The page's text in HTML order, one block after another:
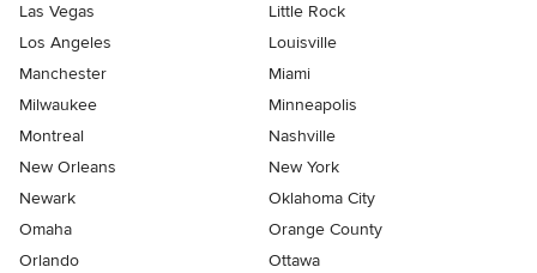
Las Vegas
Little Rock
Los Angeles
Louisville
Manchester
Miami
Milwaukee
Minneapolis
Montreal
Nashville
New Orleans
New York
Newark
Oklahoma City
Omaha
Orange County
Orlando
Ottawa